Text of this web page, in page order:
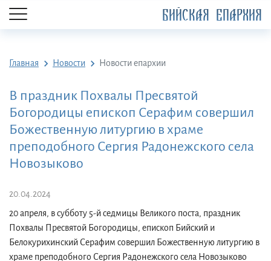
БИЙСКАЯ ЕПАРХИЯ
Главная Новости Новости епархии
В праздник Похвалы Пресвятой
Богородицы епископ Серафим совершил
Божественную литургию в храме
преподобного Сергия Радонежского села
Новозыково
20.04.2024
20 апреля, в субботу 5-й седмицы Великого поста, праздник
Похвалы Пресвятой Богородицы, епископ Бийский и
Белокурихинский Серафим совершил Божественную литургию в
храме преподобного Сергия Радонежского села Новозыково